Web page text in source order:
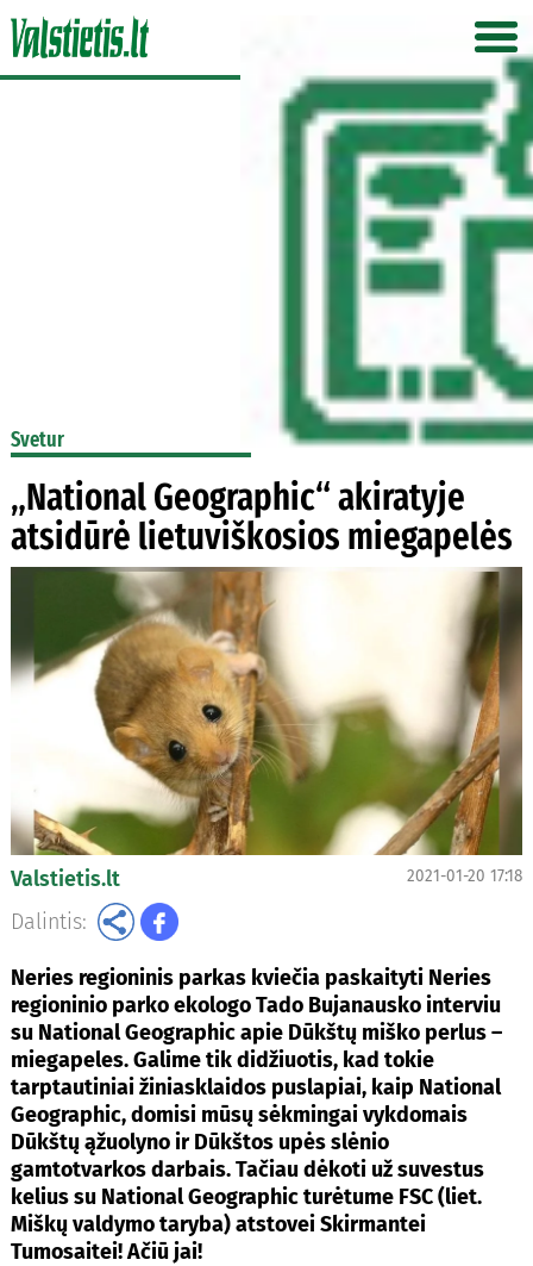
Svetur
„National Geographic“ akiratyje
atsidūrė lietuviškosios miegapelės
Valstietis.lt 2021-01-20 17:18
Dalintis:
Neries regioninis parkas kviečia paskaityti Neries
regioninio parko ekologo Tado Bujanausko interviu
su National Geographic apie Dūkštų miško perlus –
miegapeles. Galime tik didžiuotis, kad tokie
tarptautiniai žiniasklaidos puslapiai, kaip National
Geographic, domisi mūsų sėkmingai vykdomais
Dūkštų ąžuolyno ir Dūkštos upės slėnio
gamtotvarkos darbais. Tačiau dėkoti už suvestus
kelius su National Geographic turėtume FSC (liet.
Miškų valdymo taryba) atstovei Skirmantei
Tumosaitei! Ačiū jai!